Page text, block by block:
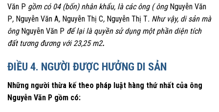
Văn P gồm có 04 (bốn) nhân khẩu, là các ông ( ông Nguyễn Văn
P, Nguyễn Văn A, Nguyễn Thị C, Nguyễn Thị T. Như vậy, di sản mà
ông Nguyễn Văn P để lại là quyền sử dụng một phần diện tích
đất tương đương với 23,25 m2.
ĐIỀU 4. NGƯỜI ĐƯỢC HƯỞNG DI SẢN
Những người thừa kế theo pháp luật hàng thứ nhất của ông
Nguyễn Văn P gồm có: